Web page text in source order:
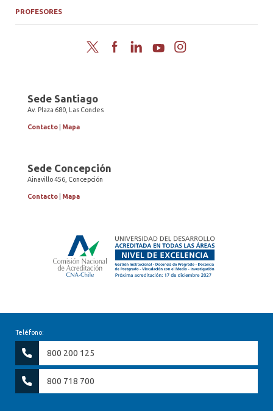
PROFESORES
Twitter FacebookLinkedInYouTubeInstagram
Sede Santiago
Av. Plaza 680, Las Condes
Contacto Mapa
Sede Concepción
Ainavillo 456, Concepción
Contacto Mapa
Teléfono:
800 200 125
800 718 700